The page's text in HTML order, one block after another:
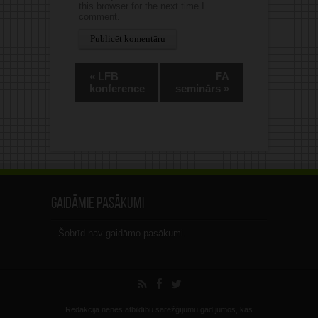
Gaidāmie pasākumi
Šobrīd nav gaidāmo pasākumi.
Redakcija nenes atbildību sarežģījumu gadījumos, kas